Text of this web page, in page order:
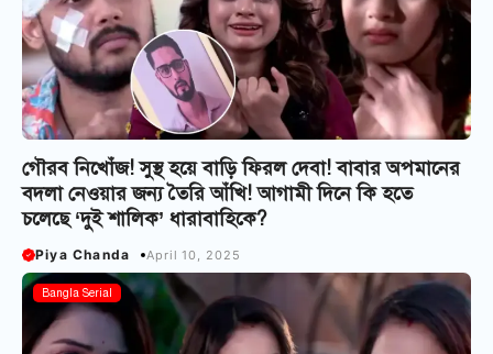
গৌরব নিখোঁজ! সুস্থ হয়ে বাড়ি ফিরল দেবা! বাবার অপমানের
বদলা নেওয়ার জন্য তৈরি আঁখি! আগামী দিনে কি হতে
চলেছে ‘দুই শালিক’ ধারাবাহিকে?
Piya Chanda April 10, 2025
Bangla Serial